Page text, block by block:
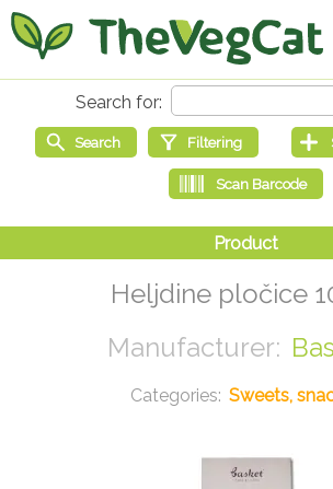
Heljdine pločice
Sweets,